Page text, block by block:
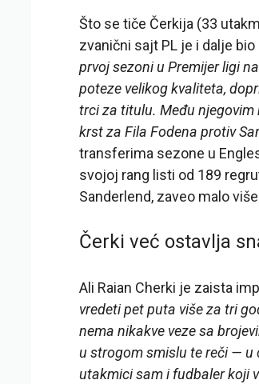
Što se tiče Čerkija (33
zvanični sajt PL je i dalje bio
prvoj sezoni u Premijer ligi
poteze velikog kvaliteta,
trci za titulu. Među
krst za Fila Fodena protiv
transferima sezone u
svojoj rang listi od 189
Sanderlend, zaveo malo
Čerki već ostavlja
Ali Raian Cherki je zaista
vredeti pet puta više za tri
nema nikakve veze sa
u strogom smislu te reči — u
utakmici sam i fudbaler koji